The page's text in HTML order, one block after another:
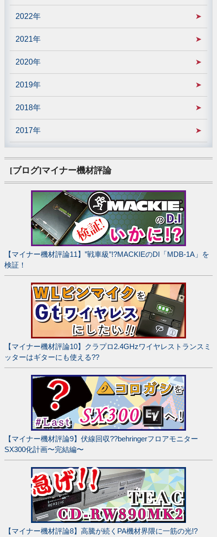
2022年
2021年
2020年
2019年
2018年
2017年
[ブログ]マイナー機材評論
【マイナー機材評論11】”戦車級”!?MACKIEのDI「MDB-1A」を
検証！
【マイナー機材評論10】クラプロ2.4GHzワイヤレストランスミ
ッターはギターにも使える??
【マイナー機材評論9】伏線回収??behringerフロアモニター
SX300化計画〜完結編〜
【マイナー機材評論8】高騰が続くPA機材界隈に一筋の光!?